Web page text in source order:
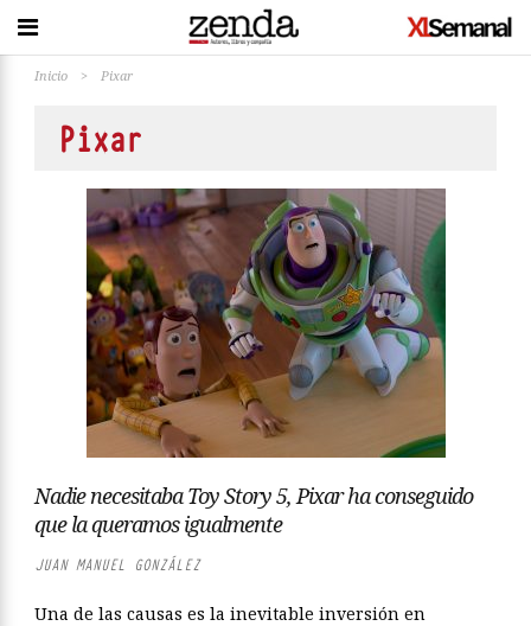
Inicio > Pixar
Pixar
Nadie necesitaba Toy Story 5, Pixar ha conseguido
que la queramos igualmente
JUAN MANUEL GONZÁLEZ
Una de las causas es la inevitable inversión en